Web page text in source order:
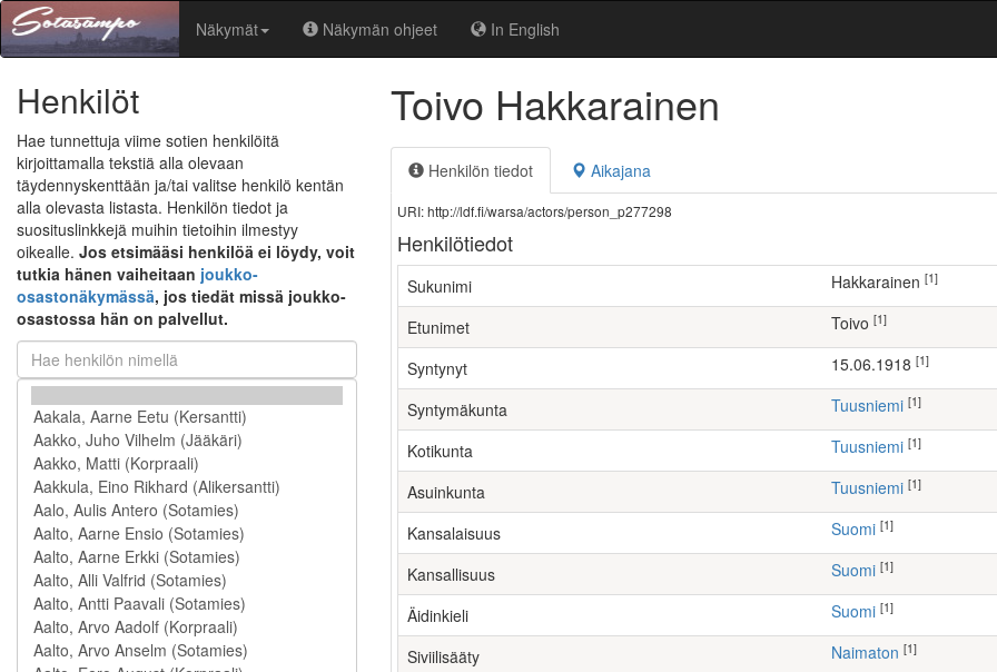
Näkymät Näkymän ohjeet In English
Henkilöt
Hae tunnettuja viime sotien henkilöitä
kirjoittamalla tekstiä alla olevaan
täydennyskenttään ja/tai valitse henkilö kentän
alla olevasta listasta. Henkilön tiedot ja
suosituslinkkejä muihin tietoihin ilmestyy
oikealle. Jos etsimääsi henkilöä ei löydy, voit
tutkia hänen vaiheitaan joukko-
osastonäkymässä, jos tiedät missä joukko-
osastossa hän on palvellut.
Toivo Hakkarainen
Henkilön tiedot Aikajana
URI: http://ldf.fi/warsa/actors/person_p277298
Henkilötiedot
Sukunimi Hakkarainen [1]
Etunimet Toivo [1]
Syntynyt 15.06.1918 [1]
Syntymäkunta Tuusniemi [1]
Kotikunta Tuusniemi [1]
Asuinkunta Tuusniemi [1]
Kansalaisuus Suomi [1]
Kansallisuus Suomi [1]
Äidinkieli Suomi [1]
Siviilisääty Naimaton [1]